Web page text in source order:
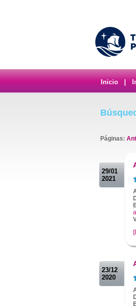
Inicio
Páginas:
29/01
2021
23/12
2020